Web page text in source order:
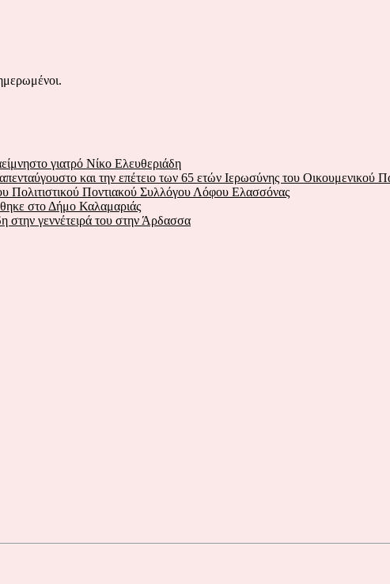
γιατρό Νίκο Ελευθεριάδη
και την επέτειο των 65 ετών Ιερωσύνης του Οικουμενικού
Πολιτιστικού Ποντιακού Συλλόγου Λόφου Ελασσόνας
στο Δήμο Καλαμαριάς
στην γεννέτειρά του στην Άρδασσα